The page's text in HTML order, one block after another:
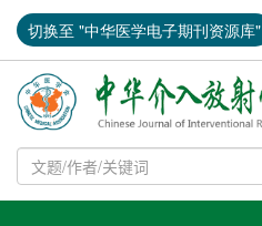
切换至 "中华医学电子期刊资源库"